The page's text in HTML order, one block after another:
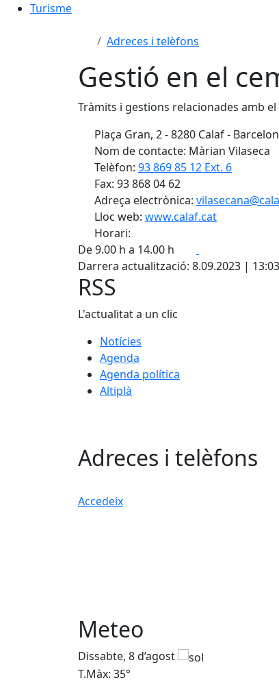
Turisme
Adreces i telèfons
Gestió en el
Tràmits i gestions relacionades amb
Plaça Gran, 2 - 8280 Calaf -
Nom de contacte: Màrian Vilaseca
Telèfon: 93 869 85 12 Ext. 6
Fax: 93 868 04 62
Adreça electrònica:
Lloc web: www.calaf.cat
Horari:
De 9.00 h a 14.00 h
Darrera actualització: 8.09.2023 | 13:03
RSS
L'actualitat a un clic
Notícies
Agenda
Agenda política
Altiplà
Adreces i telèfons
Accedeix
Meteo
Dissabte, 8 d’agost
T.Màx: 35°